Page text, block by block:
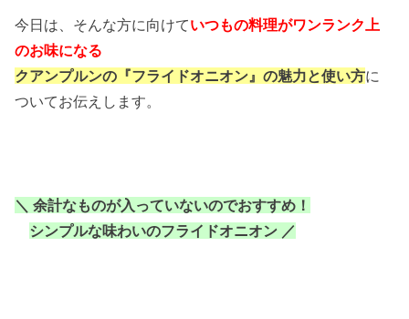
今日は、そんな方に向けていつもの料理がワンランク上
のお味になる
クアンプルンの『フライドオニオン』の魅力と使い方に
ついてお伝えします。
＼ 余計なものが入っていないのでおすすめ！
シンプルな味わいのフライドオニオン ／